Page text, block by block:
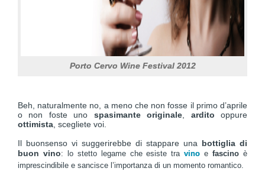
Porto Cervo Wine Festival 2012
Beh, naturalmente no, a meno che non fosse il primo d’aprile
o non foste uno spasimante originale ardito oppure
ottimista , scegliete voi.
Il buonsenso vi suggerirebbe di stappare una bottiglia di
buon vino: lo stetto legame che esiste travino efascino è
imprescindibile e sancisce l’importanza di un momento romantico.